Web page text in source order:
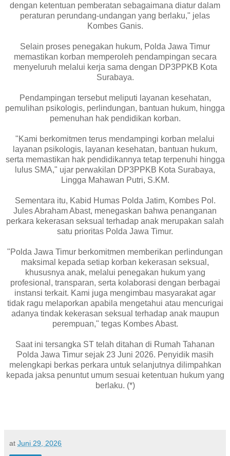
dengan ketentuan pemberatan sebagaimana diatur dalam
peraturan perundang-undangan yang berlaku," jelas
Kombes Ganis.
Selain proses penegakan hukum, Polda Jawa Timur
memastikan korban memperoleh pendampingan secara
menyeluruh melalui kerja sama dengan DP3PPKB Kota
Surabaya.
Pendampingan tersebut meliputi layanan kesehatan,
pemulihan psikologis, perlindungan, bantuan hukum, hingga
pemenuhan hak pendidikan korban.
"Kami berkomitmen terus mendampingi korban melalui
layanan psikologis, layanan kesehatan, bantuan hukum,
serta memastikan hak pendidikannya tetap terpenuhi hingga
lulus SMA," ujar perwakilan DP3PPKB Kota Surabaya,
Lingga Mahawan Putri, S.KM.
Sementara itu, Kabid Humas Polda Jatim, Kombes Pol.
Jules Abraham Abast, menegaskan bahwa penanganan
perkara kekerasan seksual terhadap anak merupakan salah
satu prioritas Polda Jawa Timur.
"Polda Jawa Timur berkomitmen memberikan perlindungan
maksimal kepada setiap korban kekerasan seksual,
khususnya anak, melalui penegakan hukum yang
profesional, transparan, serta kolaborasi dengan berbagai
instansi terkait. Kami juga mengimbau masyarakat agar
tidak ragu melaporkan apabila mengetahui atau mencurigai
adanya tindak kekerasan seksual terhadap anak maupun
perempuan," tegas Kombes Abast.
Saat ini tersangka ST telah ditahan di Rumah Tahanan
Polda Jawa Timur sejak 23 Juni 2026. Penyidik masih
melengkapi berkas perkara untuk selanjutnya dilimpahkan
kepada jaksa penuntut umum sesuai ketentuan hukum yang
berlaku. (*)
at Juni 29, 2026